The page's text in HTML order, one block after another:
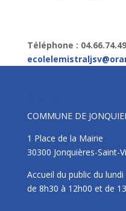
Téléphone :
COMMUNE DE
1 Place de la Mairie
30300 Jonquières-Saint-
Accueil du public du
de 8h30 à 12h00 et de